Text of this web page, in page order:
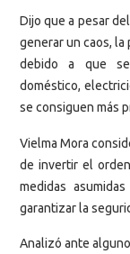
Dijo que a pesar
generar un caos,
debido a que se
doméstico,
se consiguen más
Vielma Mora
de invertir el
medidas
garantizar la
Analizó ante